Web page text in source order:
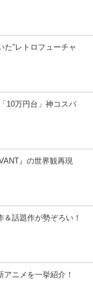
”レトロフューチャ
10万円台」神コスパ
』の世界観再現
話題作が勢ぞろい！
アニメを一挙紹介！